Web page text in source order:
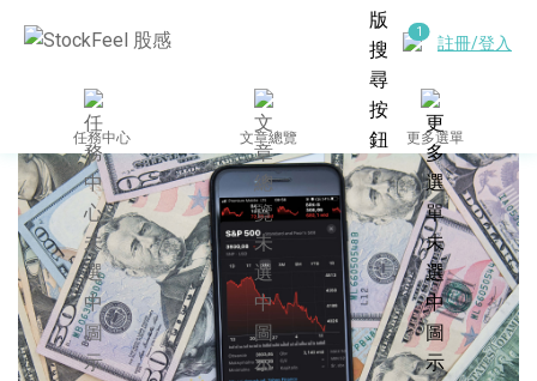
註冊/登入
任務中心 文章總覽 更多選單